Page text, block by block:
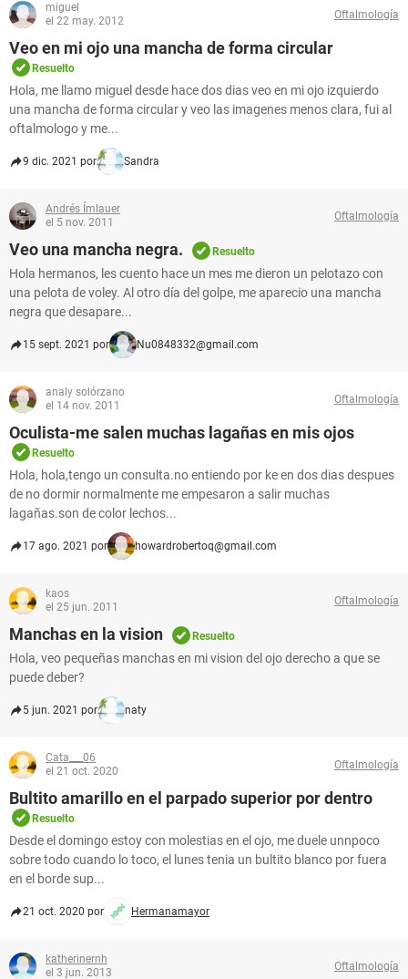
miguel
el 22 may. 2012
Oftalmología
Veo en mi ojo una mancha de forma circular
Resuelto
Hola, me llamo miguel desde hace dos dias veo en mi ojo izquierdo
una mancha de forma circular y veo las imagenes menos clara, fui al
oftalmologo y me...
9 dic. 2021 por Sandra
Andrés Ímlauer
el 5 nov. 2011
Oftalmología
Veo una mancha negra. Resuelto
Hola hermanos, les cuento hace un mes me dieron un pelotazo con
una pelota de voley. Al otro día del golpe, me aparecio una mancha
negra que desapare...
15 sept. 2021 por Nu0848332@gmail.com
analy solórzano
el 14 nov. 2011
Oftalmología
Oculista-me salen muchas lagañas en mis ojos
Resuelto
Hola, hola,tengo un consulta.no entiendo por ke en dos dias despues
de no dormir normalmente me empesaron a salir muchas
lagañas.son de color lechos...
17 ago. 2021 por howardrobertoq@gmail.com
kaos
el 25 jun. 2011
Oftalmología
Manchas en la vision Resuelto
Hola, veo pequeñas manchas en mi vision del ojo derecho a que se
puede deber?
5 jun. 2021 por naty
Cata___06
el 21 oct. 2020
Oftalmología
Bultito amarillo en el parpado superior por dentro
Resuelto
Desde el domingo estoy con molestias en el ojo, me duele unnpoco
sobre todo cuando lo toco, el lunes tenia un bultito blanco por fuera
en el borde sup...
21 oct. 2020 por Hermanamayor
katherinernh
el 3 jun. 2013
Oftalmología